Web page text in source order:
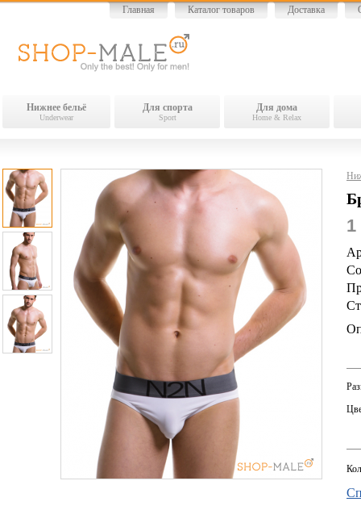
Главная Каталог товаров Доставка
Нижнее бельё
Underwear
Для спорта
Sport
Для дома
Home & Relax